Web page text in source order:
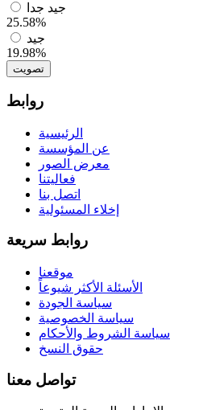
جيد جدا
25.58%
جيد
19.98%
تصويت
روابط
الرئيسية
عن المؤسسة
معرض الصور
فعاليتنا
اتصل بنا
إخلاء المسئولية
روابط سريعة
موقعنا
الأسئلة الأكثر شيوعاً
سياسة الجودة
سياسة الخصوصية
سياسة الشروط والأحكام
حقوق النسخ
تواصل معنا